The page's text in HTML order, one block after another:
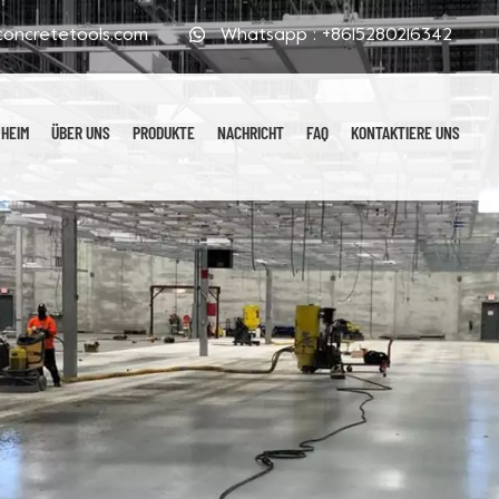
Whatsapp :+8615280216342
HEIM ÜBER UNS PRODUKTE NACHRICHT FAQ KONTAKTIERE UNS